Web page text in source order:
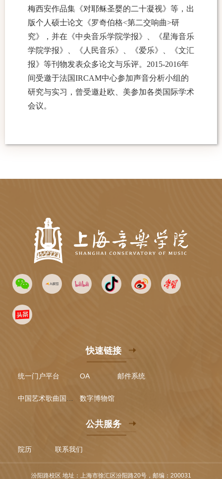
梅西安作品集《对耶稣圣婴的二十凝视》等，出
版个人硕士论文《罗奇伯格<第二交响曲>研
究》，并在《中央音乐学院学报》、《星海音乐
学院学报》、《人民音乐》、《爱乐》、《文汇
报》等刊物发表众多论文与乐评。 2015-2016年
间受邀于法国IRCAM中心参加声音分析小组的
研究与实习，曾受邀赴欧、美参加各类国际学术
会议。
快速链接
统一门户平台 OA 邮件系统
中国艺术歌曲国际声乐比赛 数字博物馆
公共服务
院历 联系我们
汾阳路校区 地址：上海市徐汇区汾阳路20号，邮编：200031